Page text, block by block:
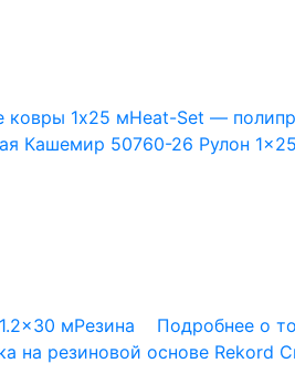
ковры 1x25 мHeat-Set —
Кашемир 50760-26 Рулон 1×25
1.2x30 мРезина
Подробнее о
на резиновой основе Rekord